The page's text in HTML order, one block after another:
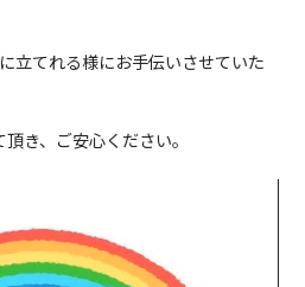
立てれる様にお手伝いさせていた
き、ご安心ください。